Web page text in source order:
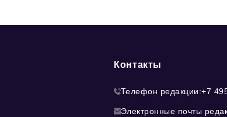
Контакты
Телефон редакции:+7
Электронные почты